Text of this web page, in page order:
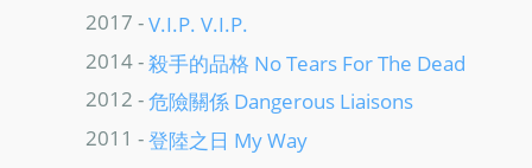
2017 -V.I.P. V.I.P.
2014 -殺手的品格 No Tears For The Dead
2012 -危險關係 Dangerous Liaisons
2011 -登陸之日 My Way